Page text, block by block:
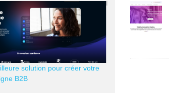
solution pour créer votre
B2B